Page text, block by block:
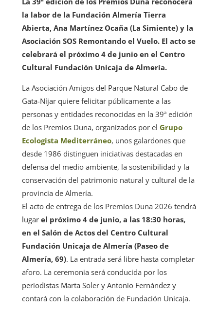
la labor de la Fundación Almería Tierra
Abierta, Ana Martínez Ocaña (La Simiente) y la
Asociación SOS Remontando el Vuelo. El acto se
celebrará el próximo 4 de junio en el Centro
Cultural Fundación Unicaja de Almería.
La Asociación Amigos del Parque Natural Cabo de
Gata-Níjar quiere felicitar públicamente a las
personas y entidades reconocidas en la 39ª edición
de los Premios Duna, organizados por el Grupo
Ecologista Mediterráneo, unos galardones que
desde 1986 distinguen iniciativas destacadas en
defensa del medio ambiente, la sostenibilidad y la
conservación del patrimonio natural y cultural de la
provincia de Almería.
El acto de entrega de los Premios Duna 2026 tendrá
lugar el próximo 4 de junio, a las 18:30 horas,
en el Salón de Actos del Centro Cultural
Fundación Unicaja de Almería (Paseo de
Almería, 69). La entrada será libre hasta completar
aforo. La ceremonia será conducida por los
periodistas Marta Soler y Antonio Fernández y
contará con la colaboración de Fundación Unicaja.